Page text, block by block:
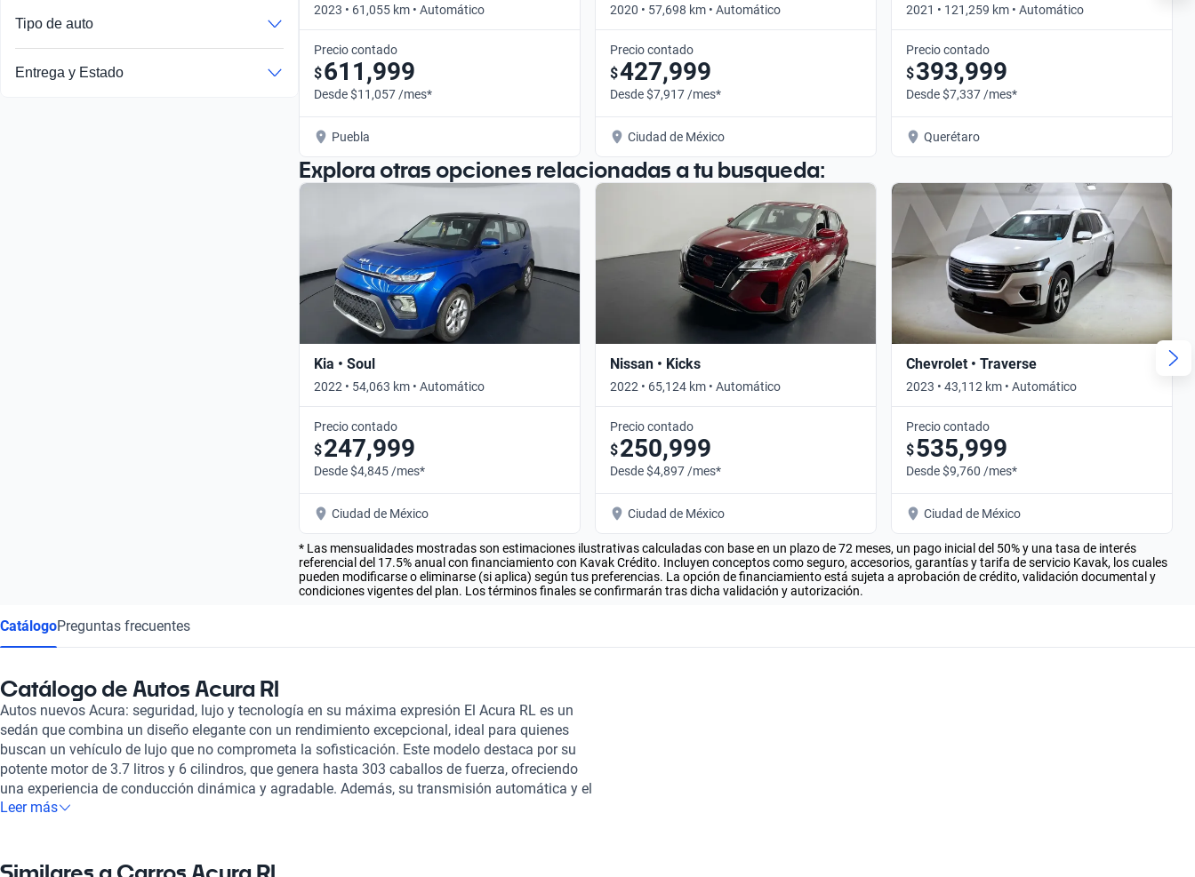
Tipo de auto
Entrega y Estado
2023 • 61,055 km • Automático
Precio contado
$611,999
Desde $11,057 /mes*
Puebla
2020 • 57,698 km • Automático
Precio contado
$427,999
Desde $7,917 /mes*
Ciudad de México
2021 • 121,259 km • Automático
Precio contado
$393,999
Desde $7,337 /mes*
Querétaro
Explora otras opciones relacionadas a tu busqueda:
Kia • Soul
2022 • 54,063 km • Automático
Precio contado
$247,999
Desde $4,845 /mes*
Ciudad de México
Nissan • Kicks
2022 • 65,124 km • Automático
Precio contado
$250,999
Desde $4,897 /mes*
Ciudad de México
Chevrolet • Traverse
2023 • 43,112 km • Automático
Precio contado
$535,999
Desde $9,760 /mes*
Ciudad de México
* Las mensualidades mostradas son estimaciones ilustrativas calculadas con base en un plazo de 72 meses, un pago inicial del 50% y una tasa de interés
referencial del 17.5% anual con financiamiento con Kavak Crédito. Incluyen conceptos como seguro, accesorios, garantías y tarifa de servicio Kavak, los cuales
pueden modificarse o eliminarse (si aplica) según tus preferencias. La opción de financiamiento está sujeta a aprobación de crédito, validación documental y
condiciones vigentes del plan. Los términos finales se confirmarán tras dicha validación y autorización.
CatálogoPreguntas frecuentes
Catálogo de Autos Acura Rl
Autos nuevos Acura: seguridad, lujo y tecnología en su máxima expresión El Acura RL es un
sedán que combina un diseño elegante con un rendimiento excepcional, ideal para quienes
buscan un vehículo de lujo que no comprometa la sofisticación. Este modelo destaca por su
potente motor de 3.7 litros y 6 cilindros, que genera hasta 303 caballos de fuerza, ofreciendo
una experiencia de conducción dinámica y agradable. Además, su transmisión automática y el
sistema de tracción en las cuatro ruedas garantizan una maniobrabilidad superior en diversas
ocupantes. La tecnología también juega un papel crucial, resaltando características como
Leer más